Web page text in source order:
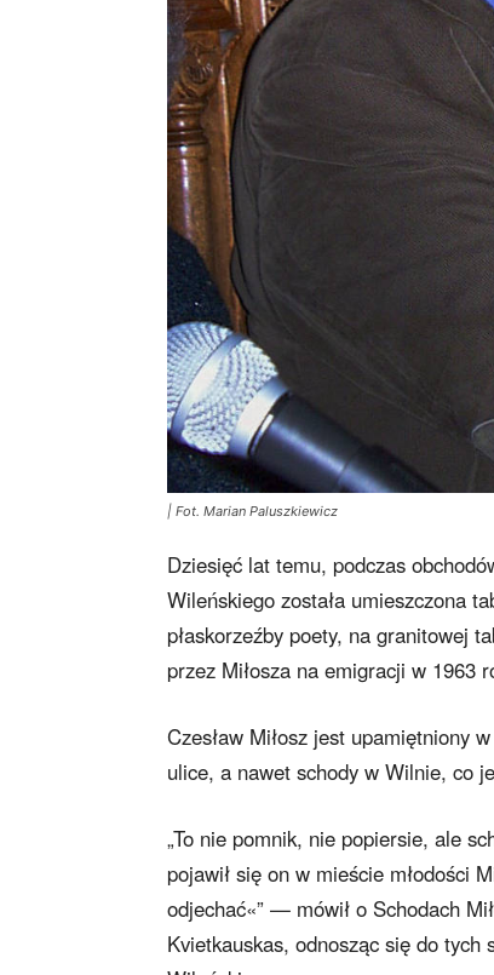
| Fot. Marian Paluszkiewicz
Dziesięć lat temu, podczas
Wileńskiego została umieszczona
płaskorzeźby poety, na granitowej
przez Miłosza na emigracji w 1963
Czesław Miłosz jest upamiętniony
ulice, a nawet schody w Wilnie, co
„To nie pomnik, nie popiersie, ale
pojawił się on w mieście młodości
odjechać«” — mówił o Schodach
Kvietkauskas, odnosząc się do